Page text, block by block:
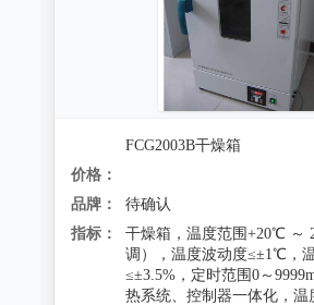
FCG2003B干燥箱
价格：
品牌：
待确认
指标：
干燥箱，温度范围+20℃ ～
调），温度波动度≤±1℃，
≤±3.5%，定时范围0～
热系统、控制器一体化，温